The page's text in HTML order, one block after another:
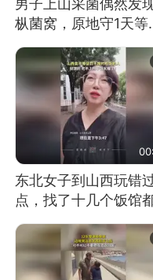
男子上山采菌偶然发
枞菌窝，原地守1天等
东北女子到山西玩错
点，找了十几个饭馆